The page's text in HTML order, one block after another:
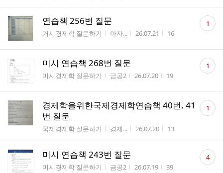
연습책 256번 질문
게시판명
거시경제학 질문하기 작성자
아자... 작성시간
26.07.21 조회수
16
댓
글 1
미시 연습책 268번 질문
게시판명
미시경제학 질문하기 작성자
금공2 작성시간
26.07.20 조회수
19
댓
글 1
경제학을위한국제경제학연습책 40번, 41
번 질문
게시판명
국제경제학 질문하기 작성자
경제... 작성시간
26.07.20 조회수
13
댓
글 1
미시 연습책 243번 질문
게시판명
미시경제학 질문하기 작성자
금공2 작성시간
26.07.19 조회수
39
댓
글 4